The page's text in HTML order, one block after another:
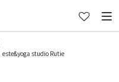
este&yoga studio Rutie